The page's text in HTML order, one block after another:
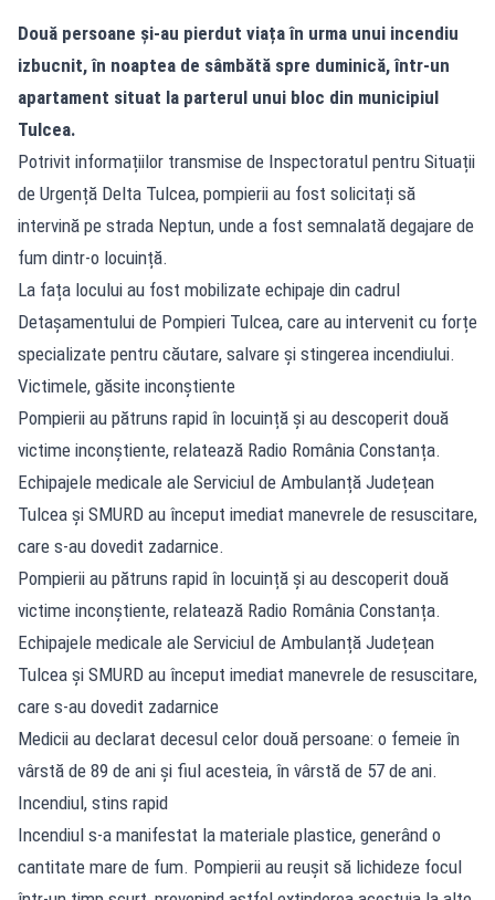
Două persoane și-au pierdut viața în urma unui incendiu
izbucnit, în noaptea de sâmbătă spre duminică, într-un
apartament situat la parterul unui bloc din municipiul
Tulcea.
Potrivit informațiilor transmise de Inspectoratul pentru Situații
de Urgență Delta Tulcea, pompierii au fost solicitați să
intervină pe strada Neptun, unde a fost semnalată degajare de
fum dintr-o locuință.
La fața locului au fost mobilizate echipaje din cadrul
Detașamentului de Pompieri Tulcea, care au intervenit cu forțe
specializate pentru căutare, salvare și stingerea incendiului.
Victimele, găsite inconștiente
Pompierii au pătruns rapid în locuință și au descoperit două
victime inconștiente, relatează Radio România Constanța.
Echipajele medicale ale Serviciul de Ambulanță Județean
Tulcea și SMURD au început imediat manevrele de resuscitare,
care s-au dovedit zadarnice.
Pompierii au pătruns rapid în locuință și au descoperit două
victime inconștiente, relatează Radio România Constanța.
Echipajele medicale ale Serviciul de Ambulanță Județean
Tulcea și SMURD au început imediat manevrele de resuscitare,
care s-au dovedit zadarnice
Medicii au declarat decesul celor două persoane: o femeie în
vârstă de 89 de ani și fiul acesteia, în vârstă de 57 de ani.
Incendiul, stins rapid
Incendiul s-a manifestat la materiale plastice, generând o
cantitate mare de fum. Pompierii au reușit să lichideze focul